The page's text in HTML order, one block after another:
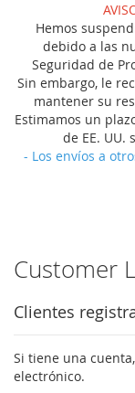
Hemos
debido a las
Seguridad de
Sin embargo, le
mantener su
Estimamos un
de EE. UU.
- Los envíos a
Customer
Clientes
Si tiene una
electrónico.